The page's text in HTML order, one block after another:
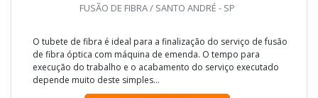
FUSÃO DE FIBRA / SANTO ANDRÉ - SP
O tubete de fibra é ideal para a finalização do serviço de fusão
de fibra óptica com máquina de emenda. O tempo para
execução do trabalho e o acabamento do serviço executado
depende muito deste simples...